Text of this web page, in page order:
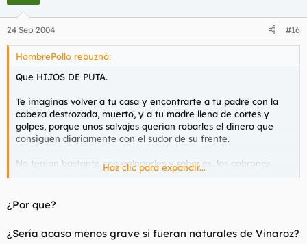
24 Sep 2004 #16
HombrePollo rebuznó:
Que HIJOS DE PUTA.
Te imaginas volver a tu casa y encontrarte a tu padre con la
cabeza destrozada, muerto, y a tu madre llena de cortes y
golpes, porque unos salvajes querian robarles el dinero que
consiguen diariamente con el sudor de su frente.
No tenian bastante con golpearles y robarles, los cabrones,
tenian que matarlo.
¡PENA DE MUERTE YA!
Haz clic para expandir...
¿Por que?
¿Sería acaso menos grave si fueran naturales de Vinaroz?